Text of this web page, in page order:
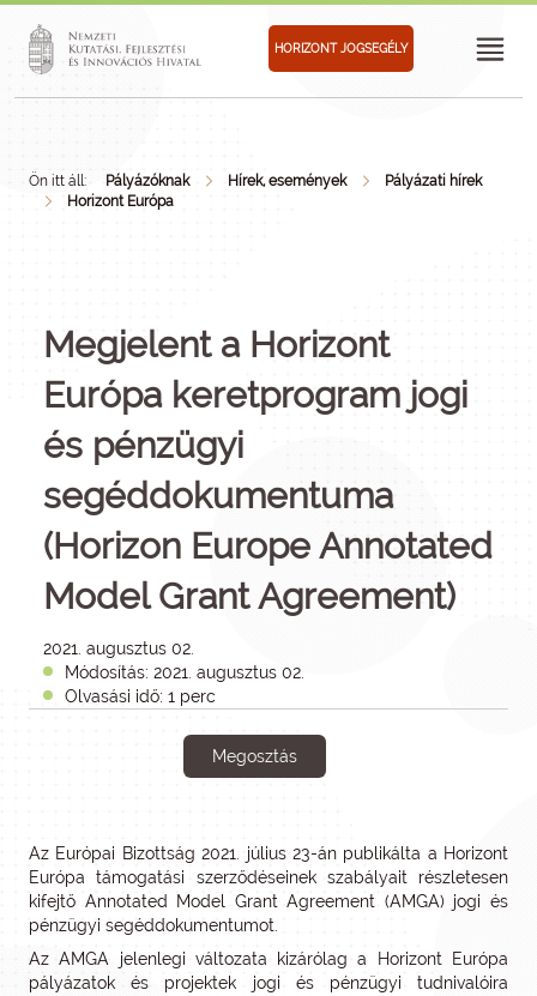
HORIZONT JOGSEGÉLY
Ön itt áll: Pályázóknak Hírek, események
Pályázati hírek
Horizont Európa
Megjelent a Horizont
Európa keretprogram jogi
és pénzügyi
segéddokumentuma
(Horizon Europe Annotated
Model Grant Agreement)
2021. augusztus 02.
Módosítás: 2021. augusztus 02.
Olvasási idő: 1 perc
Megosztás
Az Európai Bizottság 2021. július 23-án publikálta a Horizont
Európa támogatási szerződéseinek szabályait részletesen
kifejtő Annotated Model Grant Agreement (AMGA) jogi és
pénzügyi segéddokumentumot.
Az AMGA jelenlegi változata kizárólag a Horizont Európa
pályázatok és projektek jogi és pénzügyi tudnivalóira